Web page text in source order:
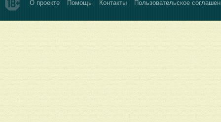
О проекте Помощь Контакты Пользовательское